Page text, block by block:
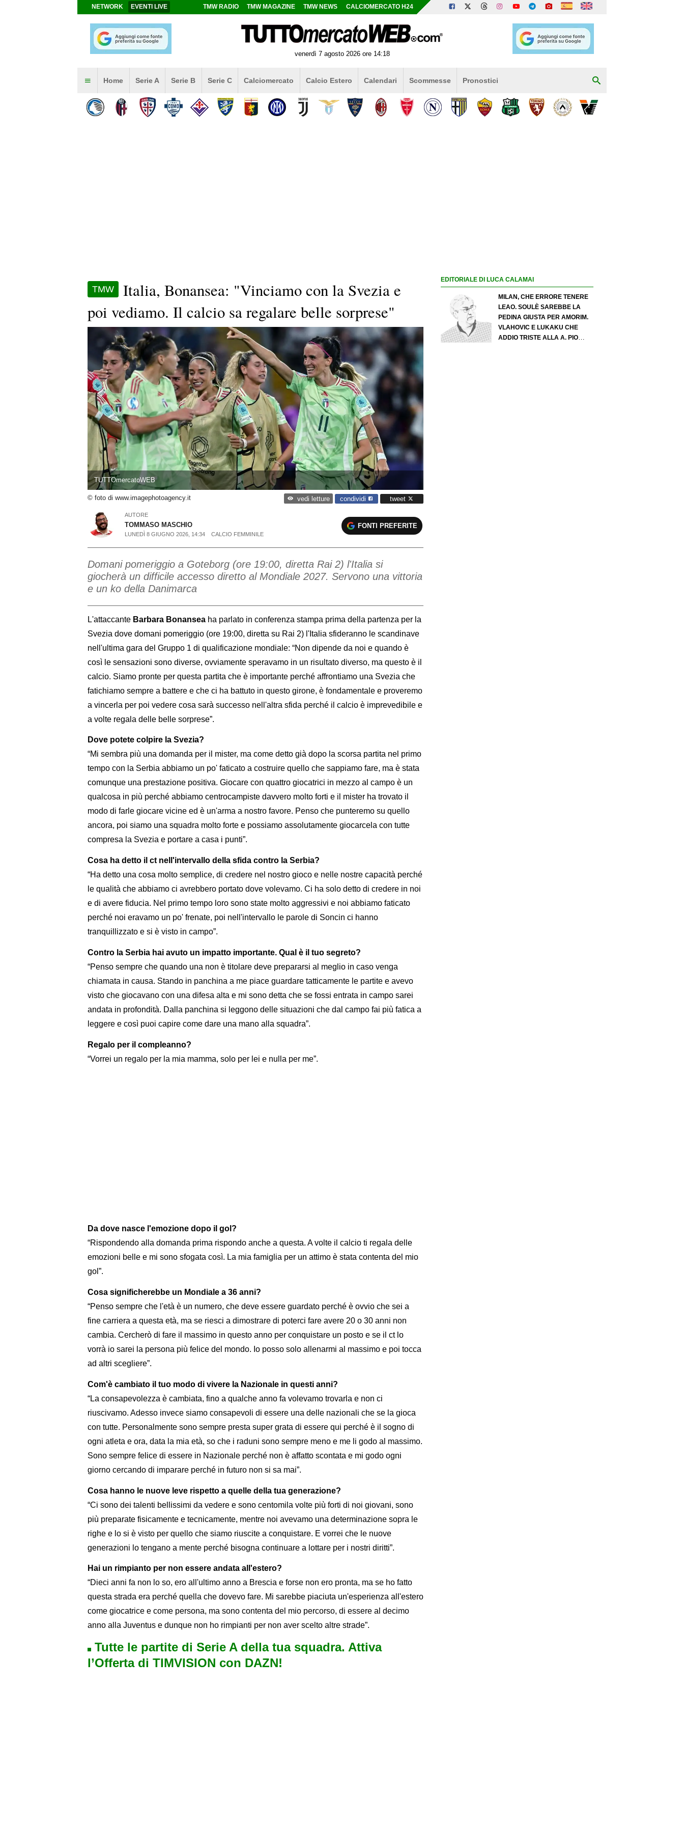
NETWORK EVENTI LIVE TMW RADIO TMW MAGAZINE TMW NEWS CALCIOMERCATO H24
venerdì 7 agosto 2026 ore 14:18
Home Serie A Serie B Serie C Calciomercato Calcio Estero Calendari Scommesse Pronostici
TMW
Italia, Bonansea: "Vinciamo con la Svezia e
poi vediamo. Il calcio sa regalare belle sorprese"
TUTTOmercatoWEB
© foto di www.imagephotoagency.it vedi letture condividi tweet
AUTORE
TOMMASO MASCHIO
LUNEDÌ 8 GIUGNO 2026, 14:34 CALCIO FEMMINILE
FONTI PREFERITE
Domani pomeriggio a Goteborg (ore 19:00, diretta Rai 2) l'Italia si
giocherà un difficile accesso diretto al Mondiale 2027. Servono una vittoria
e un ko della Danimarca
L'attaccante Barbara Bonansea ha parlato in conferenza stampa prima della partenza per la
Svezia dove domani pomeriggio (ore 19:00, diretta su Rai 2) l'Italia sfideranno le scandinave
nell'ultima gara del Gruppo 1 di qualificazione mondiale: “Non dipende da noi e quando è
così le sensazioni sono diverse, ovviamente speravamo in un risultato diverso, ma questo è il
calcio. Siamo pronte per questa partita che è importante perché affrontiamo una Svezia che
fatichiamo sempre a battere e che ci ha battuto in questo girone, è fondamentale e proveremo
a vincerla per poi vedere cosa sarà successo nell'altra sfida perché il calcio è imprevedibile e
a volte regala delle belle sorprese”.
Dove potete colpire la Svezia?
“Mi sembra più una domanda per il mister, ma come detto già dopo la scorsa partita nel primo
tempo con la Serbia abbiamo un po' faticato a costruire quello che sappiamo fare, ma è stata
comunque una prestazione positiva. Giocare con quattro giocatrici in mezzo al campo è un
qualcosa in più perché abbiamo centrocampiste davvero molto forti e il mister ha trovato il
modo di farle giocare vicine ed è un'arma a nostro favore. Penso che punteremo su quello
ancora, poi siamo una squadra molto forte e possiamo assolutamente giocarcela con tutte
compresa la Svezia e portare a casa i punti”.
Cosa ha detto il ct nell'intervallo della sfida contro la Serbia?
“Ha detto una cosa molto semplice, di credere nel nostro gioco e nelle nostre capacità perché
le qualità che abbiamo ci avrebbero portato dove volevamo. Ci ha solo detto di credere in noi
e di avere fiducia. Nel primo tempo loro sono state molto aggressivi e noi abbiamo faticato
perché noi eravamo un po' frenate, poi nell'intervallo le parole di Soncin ci hanno
tranquillizzato e si è visto in campo”.
Contro la Serbia hai avuto un impatto importante. Qual è il tuo segreto?
“Penso sempre che quando una non è titolare deve prepararsi al meglio in caso venga
chiamata in causa. Stando in panchina a me piace guardare tatticamente le partite e avevo
visto che giocavano con una difesa alta e mi sono detta che se fossi entrata in campo sarei
andata in profondità. Dalla panchina si leggono delle situazioni che dal campo fai più fatica a
leggere e così puoi capire come dare una mano alla squadra”.
Regalo per il compleanno?
“Vorrei un regalo per la mia mamma, solo per lei e nulla per me”.
Da dove nasce l'emozione dopo il gol?
“Rispondendo alla domanda prima rispondo anche a questa. A volte il calcio ti regala delle
emozioni belle e mi sono sfogata così. La mia famiglia per un attimo è stata contenta del mio
gol”.
Cosa significherebbe un Mondiale a 36 anni?
“Penso sempre che l'età è un numero, che deve essere guardato perché è ovvio che sei a
fine carriera a questa età, ma se riesci a dimostrare di poterci fare avere 20 o 30 anni non
cambia. Cercherò di fare il massimo in questo anno per conquistare un posto e se il ct lo
vorrà io sarei la persona più felice del mondo. Io posso solo allenarmi al massimo e poi tocca
ad altri scegliere”.
Com'è cambiato il tuo modo di vivere la Nazionale in questi anni?
“La consapevolezza è cambiata, fino a qualche anno fa volevamo trovarla e non ci
riuscivamo. Adesso invece siamo consapevoli di essere una delle nazionali che se la gioca
con tutte. Personalmente sono sempre presta super grata di essere qui perché è il sogno di
ogni atleta e ora, data la mia età, so che i raduni sono sempre meno e me li godo al massimo.
Sono sempre felice di essere in Nazionale perché non è affatto scontata e mi godo ogni
giorno cercando di imparare perché in futuro non si sa mai”.
Cosa hanno le nuove leve rispetto a quelle della tua generazione?
“Ci sono dei talenti bellissimi da vedere e sono centomila volte più forti di noi giovani, sono
più preparate fisicamente e tecnicamente, mentre noi avevamo una determinazione sopra le
righe e lo si è visto per quello che siamo riuscite a conquistare. E vorrei che le nuove
generazioni lo tengano a mente perché bisogna continuare a lottare per i nostri diritti”.
Hai un rimpianto per non essere andata all'estero?
“Dieci anni fa non lo so, ero all'ultimo anno a Brescia e forse non ero pronta, ma se ho fatto
questa strada era perché quella che dovevo fare. Mi sarebbe piaciuta un'esperienza all'estero
come giocatrice e come persona, ma sono contenta del mio percorso, di essere al decimo
anno alla Juventus e dunque non ho rimpianti per non aver scelto altre strade”.
Tutte le partite di Serie A della tua squadra. Attiva
l’Offerta di TIMVISION con DAZN!
EDITORIALE DI LUCA CALAMAI
MILAN, CHE ERRORE TENERE
LEAO. SOULÈ SAREBBE LA
PEDINA GIUSTA PER AMORIM.
VLAHOVIC E LUKAKU CHE
ADDIO TRISTE ALLA A. PIO